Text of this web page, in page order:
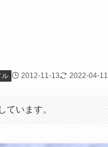
ル 2012-11-13 2022-04-11
ています。